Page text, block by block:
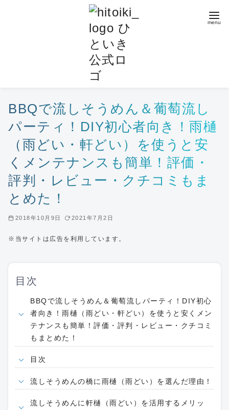
BBQで流しそうめん＆葡萄流し
パーティ！DIY初心者向き！雨樋
（雨どい・軒どい）を使うと安
くメンテナンスも簡単！評価・
評判・レビュー・クチコミもま
とめた！
2018年10月9日 2021年7月2日
※当サイトは広告を利用しています。
目次
BBQで流しそうめん＆葡萄流しパーティ！DIY初心
者向き！雨樋（雨どい・軒どい）を使うと安くメン
テナンスも簡単！評価・評判・レビュー・クチコミ
もまとめた！
目次
流しそうめんの橋に雨樋（雨どい）を選んだ理由！
流しそうめんに軒樋（雨どい）を活用するメリッ